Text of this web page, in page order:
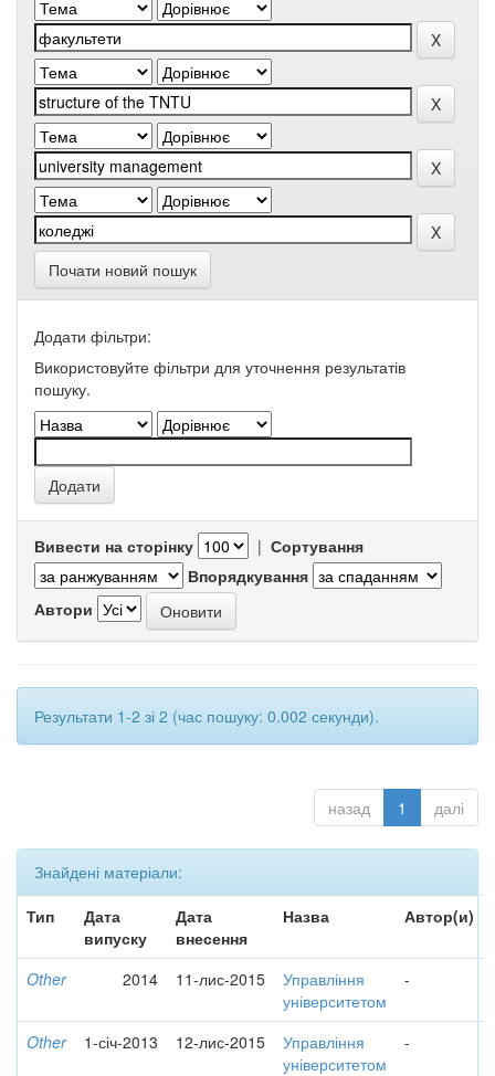
Почати новий пошук
Додати фільтри:
Використовуйте фільтри для уточнення результатів
пошуку.
Вивести на сторінку | Сортування
Впорядкування
Автори
Результати 1-2 зі 2 (час пошуку: 0.002 секунди).
назад 1 далі
Знайдені матеріали:
Тип
Дата
випуску
Дата
внесення
Назва Автор(и)
Other 2014 11-лис-2015
Управління
університетом
-
Other 1-січ-2013 12-лис-2015
Управління
університетом
-